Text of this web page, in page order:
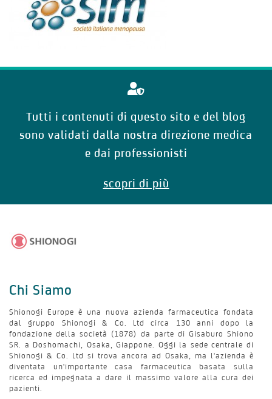
Tutti i contenuti di questo sito e del blog
sono validati dalla nostra direzione medica
e dai professionisti
scopri di più
Chi Siamo
Shionogi Europe è una nuova azienda farmaceutica fondata
dal gruppo Shionogi & Co. Ltd circa 130 anni dopo la
fondazione della società (1878) da parte di Gisaburo Shiono
SR. a Doshomachi, Osaka, Giappone. Oggi la sede centrale di
Shionogi & Co. Ltd si trova ancora ad Osaka, ma l'azienda è
diventata un'importante casa farmaceutica basata sulla
ricerca ed impegnata a dare il massimo valore alla cura dei
pazienti.